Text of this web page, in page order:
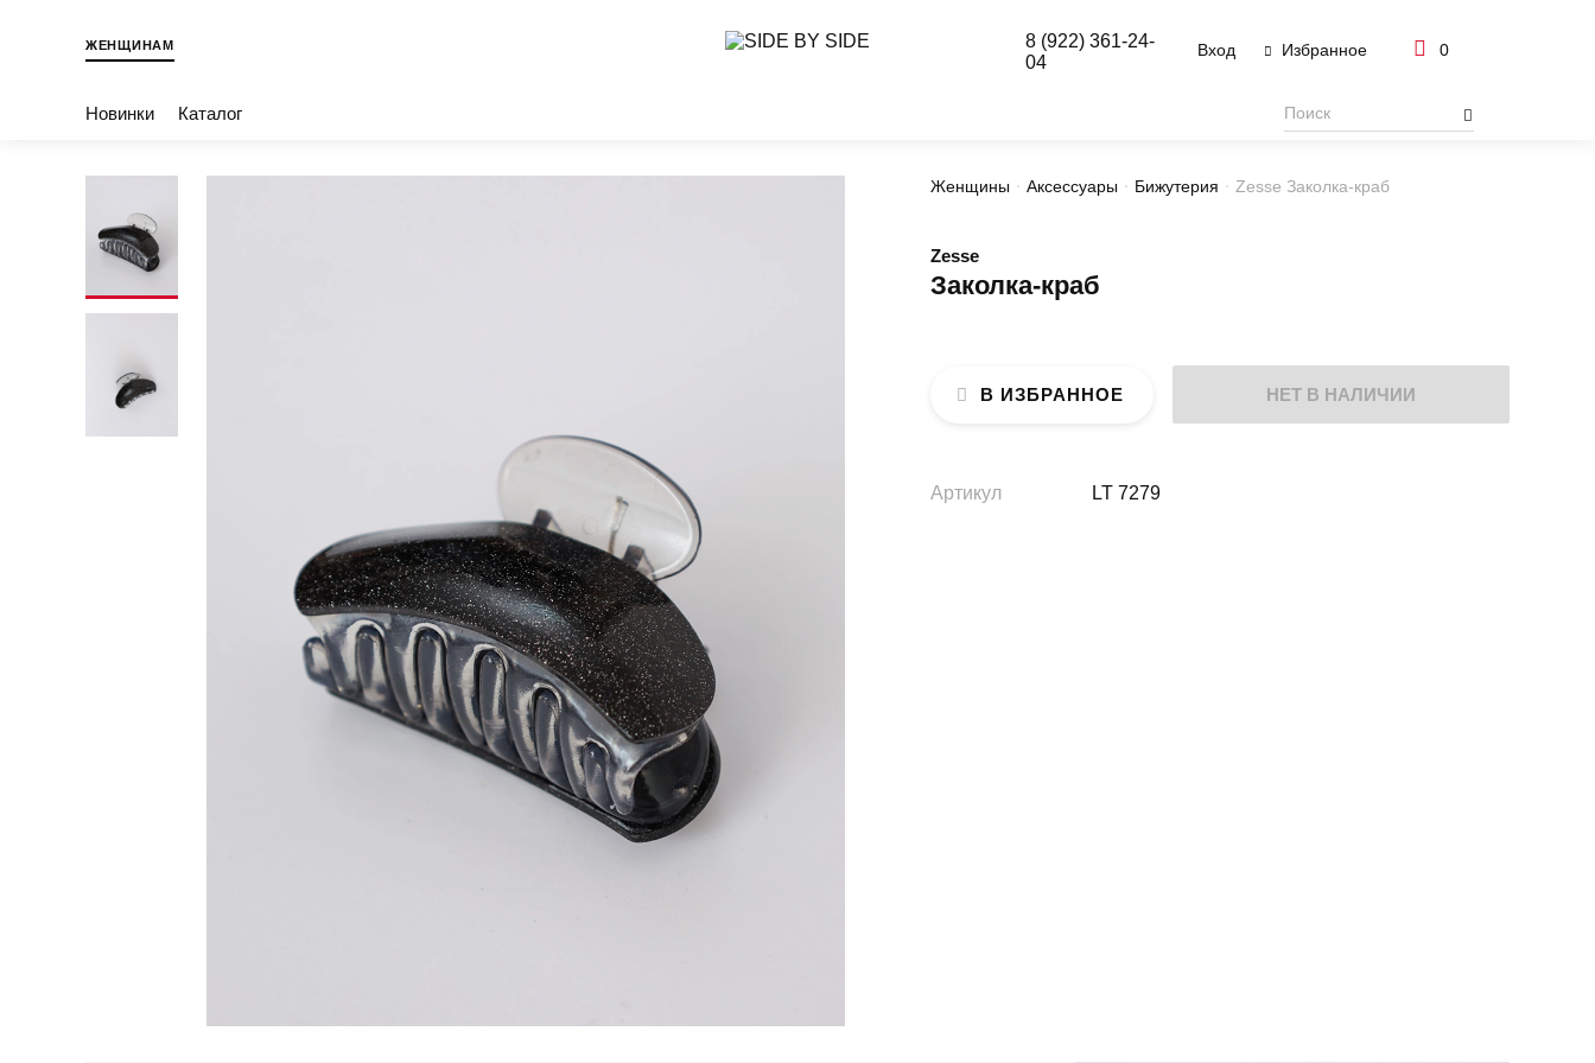
ЖЕНЩИНАМ Вход Избранное 0
Новинки Каталог
8 (922) 361-24-
04
Женщины Аксессуары Бижутерия Zesse Заколка-краб
Zesse
Заколка-краб
В ИЗБРАННОЕ НЕТ В НАЛИЧИИ
Артикул LT 7279